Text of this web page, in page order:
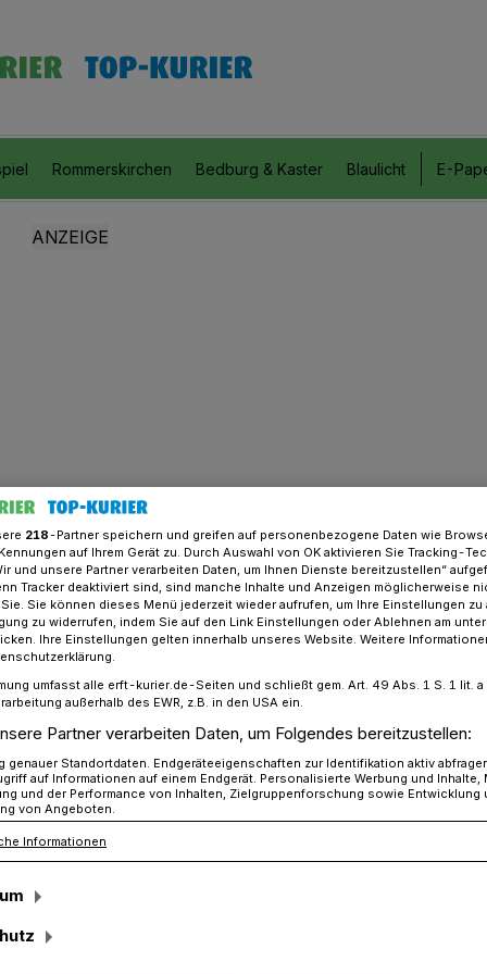
Rommerskirchen Bedburg & Kaster Blaulicht E-
der Dorfgemeinschaft Otzenrath​
der Dorfgemeinschaft Otzenrath
die Zeit: Vom
bis hin zur
von Otzenrath und Spenrath
218-Partner speichern und greifen auf personenbezogene Daten wie
auf Ihrem Gerät zu. Durch Auswahl von OK aktivieren Sie Tracking-
und unsere Partner verarbeiten Daten, um Ihnen Dienste bereitzustellen“
Tracker deaktiviert sind, sind manche Inhalte und Anzeigen möglicherweise
Sie können dieses Menü jederzeit wieder aufrufen, um Ihre Einstellungen zu
zu widerrufen, indem Sie auf den Link Einstellungen oder Ablehnen am
Ihre Einstellungen gelten innerhalb unseres Website. Weitere
umfasst alle erft-kurier.de-Seiten und schließt gem. Art. 49 Abs. 1 S. 1 lit. a
außerhalb des EWR, z.B. in den USA ein.
Partner verarbeiten Daten, um Folgendes bereitzustellen:
genauer Standortdaten. Endgeräteeigenschaften zur Identifikation aktiv
auf Informationen auf einem Endgerät. Personalisierte Werbung und Inhalte,
und der Performance von Inhalten, Zielgruppenforschung sowie Entwicklung
von Angeboten.
Informationen